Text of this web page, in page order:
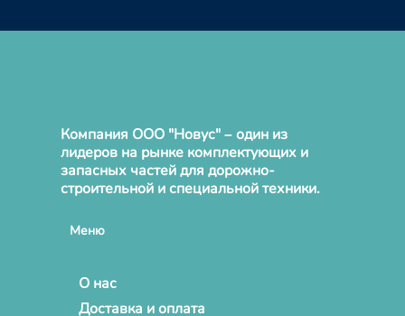
Компания ООО "Новус" – один из
лидеров на рынке комплектующих и
запасных частей для дорожно-
строительной и специальной техники.
Меню
О нас
Доставка и оплата